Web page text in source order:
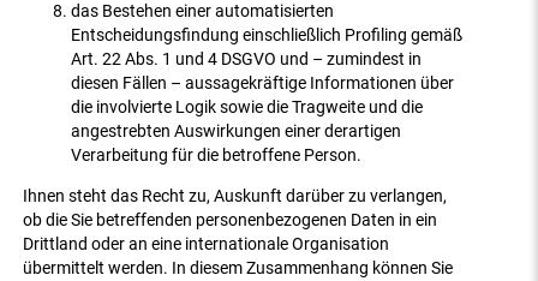
das Bestehen einer automatisierten
Entscheidungsfindung einschließlich Profiling gemäß
Art. 22 Abs. 1 und 4 DSGVO und – zumindest in
diesen Fällen – aussagekräftige Informationen über
die involvierte Logik sowie die Tragweite und die
angestrebten Auswirkungen einer derartigen
Verarbeitung für die betroffene Person.
Ihnen steht das Recht zu, Auskunft darüber zu verlangen,
ob die Sie betreffenden personenbezogenen Daten in ein
Drittland oder an eine internationale Organisation
übermittelt werden. In diesem Zusammenhang können Sie